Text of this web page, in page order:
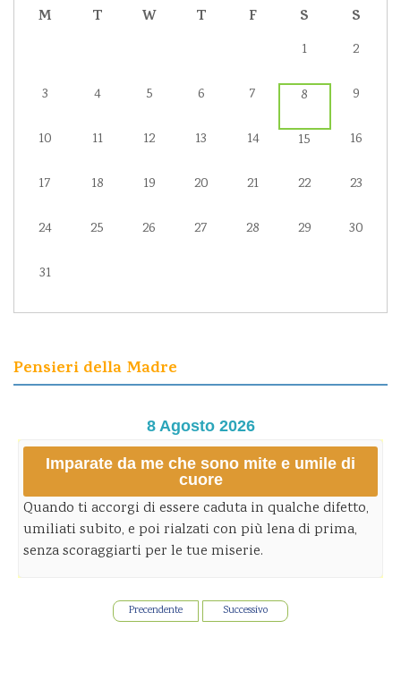
M
T W T F S S
1 2
3 4 5 6 7 8 9
10 11 12 13 14 15 16
17 18 19 20 21 22 23
24 25 26 27 28 29 30
31
Pensieri della Madre
8 Agosto 2026
Imparate da me che sono mite e umile di
cuore
Quando ti accorgi di essere caduta in qualche difetto,
umiliati subito, e poi rialzati con più lena di prima,
senza scoraggiarti per le tue miserie.
Precendente Successivo